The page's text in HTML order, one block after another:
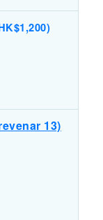
13)